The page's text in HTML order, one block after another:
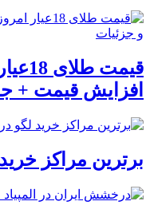
افزایش قیمت +
برترین مراکز